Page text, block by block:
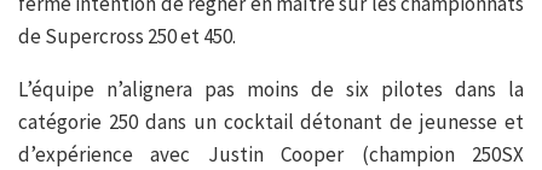
de Supercross 250 et 450.
L’équipe n’alignera pas moins de six pilotes dans la
catégorie 250 dans un cocktail détonant de jeunesse et
d’expérience avec Justin Cooper (champion 250SX